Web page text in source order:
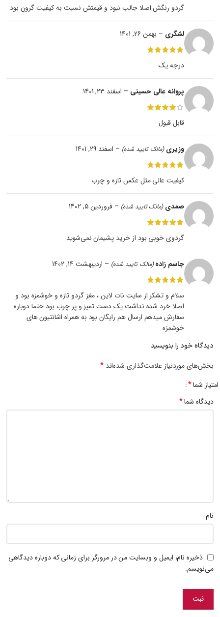
گردو رنگش اصلا جالب نبود و قیمتش نسبت به کیفیت گرون بود
لشگری – بهمن 26, 1401
درجه یک
پروانه عالی حسینی – اسفند 23, 1401
قابل قبول
وزیری(مالک تایید شده) – اسفند 29, 1401
کیفیت عالی مثل عکس تازه و چرب
صمدی(مالک تایید شده) – فروردین 5, 1402
گردوی خوبی بود از خرید پشیمان نمی‌شوید
جاسم زاده(مالک تایید شده) – اردیبهشت 14, 1402
سلام و تشکر از سایت نات لاین ، مغز گردو تازه و خوشمزه بود و
اصلا خرد شده نداشت یک دست تمیز و پر چرب بود حتما دوباره
سفارش میدهم ارسال هم رایگان بود به همراه اشانتیون های
خوشمزه
دیدگاه خود را بنویسید
بخش‌های موردنیاز علامت‌گذاری شده‌اند*
امتیاز شما*
دیدگاه شما*
نام
ذخیره نام، ایمیل و وبسایت من در مرورگر برای زمانی که دوباره دیدگاهی
می‌نویسم.